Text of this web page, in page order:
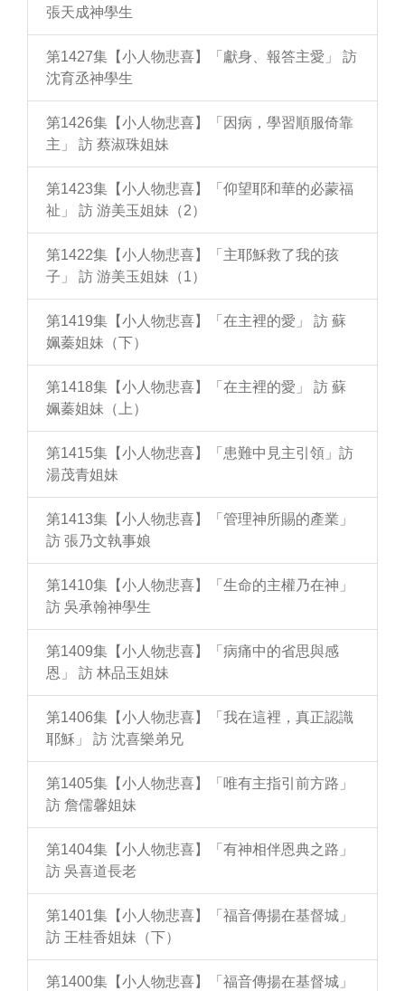
張天成神學生
第1427集【小人物悲喜】「獻身、報答主愛」 訪
沈育丞神學生
第1426集【小人物悲喜】「因病，學習順服倚靠
主」 訪 蔡淑珠姐妹
第1423集【小人物悲喜】「仰望耶和華的必蒙福
祉」 訪 游美玉姐妹（2）
第1422集【小人物悲喜】「主耶穌救了我的孩
子」 訪 游美玉姐妹（1）
第1419集【小人物悲喜】「在主裡的愛」 訪 蘇
姵蓁姐妹（下）
第1418集【小人物悲喜】「在主裡的愛」 訪 蘇
姵蓁姐妹（上）
第1415集【小人物悲喜】「患難中見主引領」訪
湯茂青姐妹
第1413集【小人物悲喜】「管理神所賜的產業」
訪 張乃文執事娘
第1410集【小人物悲喜】「生命的主權乃在神」
訪 吳承翰神學生
第1409集【小人物悲喜】「病痛中的省思與感
恩」 訪 林品玉姐妹
第1406集【小人物悲喜】「我在這裡，真正認識
耶穌」 訪 沈喜樂弟兄
第1405集【小人物悲喜】「唯有主指引前方路」
訪 詹儒馨姐妹
第1404集【小人物悲喜】「有神相伴恩典之路」
訪 吳喜道長老
第1401集【小人物悲喜】「福音傳揚在基督城」
訪 王桂香姐妹（下）
第1400集【小人物悲喜】「福音傳揚在基督城」